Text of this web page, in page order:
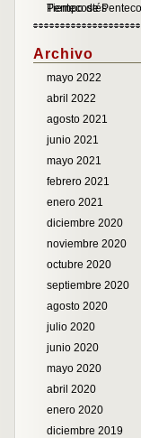
Pentecostés
Tiempo de
Archivo
mayo 2022
abril 2022
agosto 2021
junio 2021
mayo 2021
febrero 2021
enero 2021
diciembre 2020
noviembre 2020
octubre 2020
septiembre 2020
agosto 2020
julio 2020
junio 2020
mayo 2020
abril 2020
enero 2020
diciembre 2019